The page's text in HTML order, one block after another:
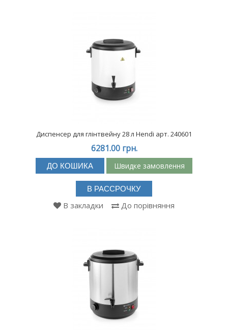
Диспенсер для глінтвейну 28 л Hendi арт. 240601
6281.00 грн.
ДО КОШИКА Швидке замовлення
В РАССРОЧКУ
В закладки До порівняння